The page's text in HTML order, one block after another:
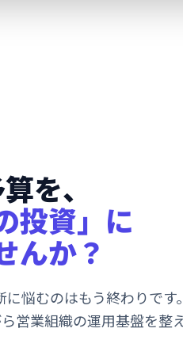
を、
投資」に
んか？
悩むのはもう終わりです。
営業組織の運用基盤を整